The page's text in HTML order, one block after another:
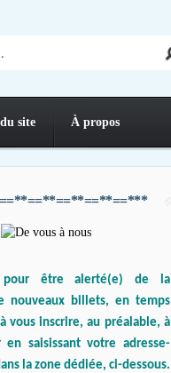
site À propos
pour être alerté(e) de la
nouveaux billets, en temps
vous inscrire, au préalable, à
en saisissant votre adresse-
la zone dédiée, ci-dessous.